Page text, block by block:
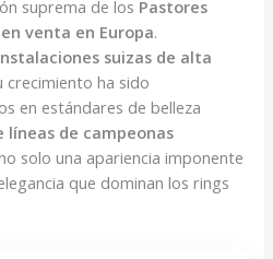
suprema de los Pastores
venta en Europa.
suizas de alta
crecimiento ha sido
en estándares de belleza
líneas de campeonas
solo una apariencia imponente
que dominan los rings